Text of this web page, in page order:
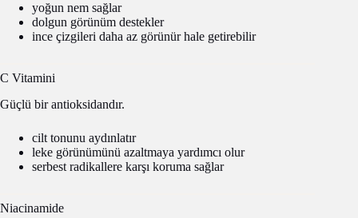
yoğun nem sağlar
dolgun görünüm destekler
ince çizgileri daha az görünür hale getirebilir
C Vitamini
Güçlü bir antioksidandır.
cilt tonunu aydınlatır
leke görünümünü azaltmaya yardımcı olur
serbest radikallere karşı koruma sağlar
Niacinamide